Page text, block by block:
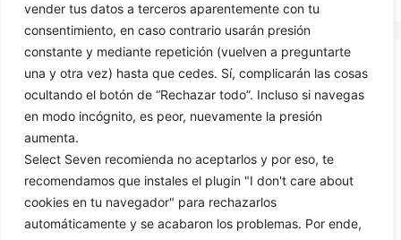
vender tus datos a terceros aparentemente con tu
consentimiento, en caso contrario usarán presión
constante y mediante repetición (vuelven a preguntarte
una y otra vez) hasta que cedes. Sí, complicarán las cosas
ocultando el botón de “Rechazar todo”. Incluso si navegas
en modo incógnito, es peor, nuevamente la presión
aumenta.
Select Seven recomienda no aceptarlos y por eso, te
recomendamos que instales el plugin "I don't care about
cookies en tu navegador" para rechazarlos
automáticamente y se acabaron los problemas. Por ende,
CONTACT US
699425444
info@selectseven.net